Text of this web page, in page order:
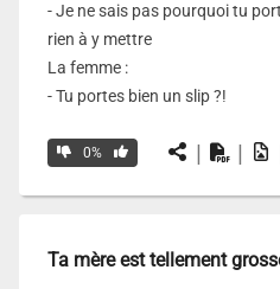
- Je ne sais pas pourquoi tu
rien à y mettre
La femme :
- Tu portes bien un slip ?!
0% | |
Ta mère est tellement